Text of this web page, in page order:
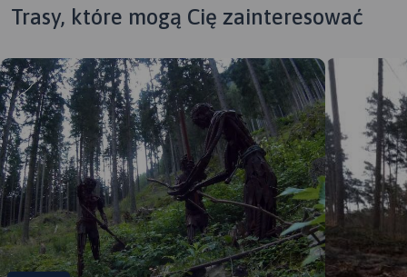
Trasy, które mogą Cię zainteresować